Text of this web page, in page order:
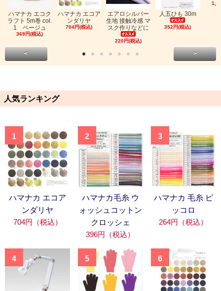
ハマナカ エコク
ラフト 5m巻 col.
1 ベージュ
369円(税込)
ハマナカ エコア
ンダリヤ
704円(税込)
エアロシルバー
生地 接触冷感 マ
スク作りなどに
220円(税込)
人五ひも 30m
352円(税込)
< >
人気ランキング
1
ハマナカ エコア
ンダリヤ
704円（税込）
2
ハマナカ毛糸 ウ
ォッシュコットン
クロッシェ
396円（税込）
3
ハマナカ 毛糸 ピ
ッコロ
264円（税込）
4 5 6